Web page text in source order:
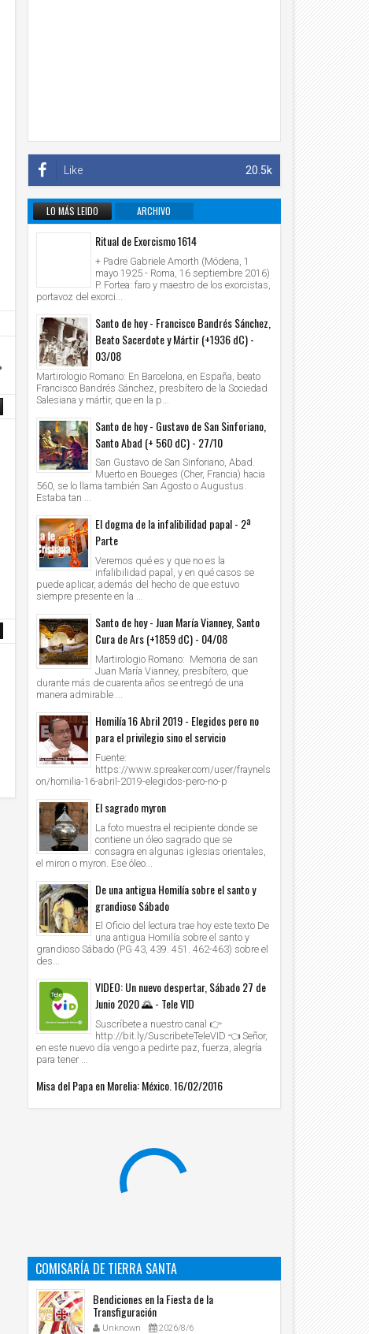
2019
Ya llegaron los Reyes Magos
Unknown 2019/1/5
2019
Navidad
Unknown
20.5k
Like
LO MÁS LEIDO
ARCHIVO
INFORMATIVO
Ritual de Exorcismo 1614
+ Padre Gabriele Amorth (Módena, 1
mayo 1925 - Roma, 16 septiembre 2016)
P. Fortea: faro y maestro de los exorcistas,
portavoz del exorci...
Santo de hoy - Francisco Bandrés Sánchez,
Beato Sacerdote y Mártir (+1936 dC) -
03/08
Martirologio Romano: En Barcelona, en España, beato
Francisco Bandrés Sánchez, presbítero de la Sociedad
Salesiana y mártir, que en la p...
Santo de hoy - Gustavo de San Sinforiano,
Santo Abad (+ 560 dC) - 27/10
San Gustavo de San Sinforiano, Abad.
Muerto en Boueges (Cher, Francia) hacia
560, se lo llama también San Agosto o Augustus.
Estaba tan ...
El dogma de la infalibilidad papal - 2ª
Parte
Veremos qué es y que no es la
infalibilidad papal, y en qué casos se
puede aplicar, además del hecho de que estuvo
siempre presente en la ...
Santo de hoy - Juan María Vianney, Santo
Cura de Ars (+1859 dC) - 04/08
Martirologio Romano: Memoria de san
Juan María Vianney, presbítero, que
durante más de cuarenta años se entregó de una
manera admirable ...
Homilía 16 Abril 2019 - Elegidos pero no
para el privilegio sino el servicio
Fuente:
https://www.spreaker.com/user/fraynels
on/homilia-16-abril-2019-elegidos-pero-no-p
El sagrado myron
La foto muestra el recipiente donde se
contiene un óleo sagrado que se
consagra en algunas iglesias orientales,
el miron o myron. Ese óleo...
De una antigua Homilía sobre el santo y
grandioso Sábado
El Oficio del lectura trae hoy este texto De
una antigua Homilía sobre el santo y
grandioso Sábado (PG 43, 439. 451. 462-463) sobre el
des...
VIDEO: Un nuevo despertar, Sábado 27 de
Junio 2020 🌄 - Tele VID
Suscríbete a nuestro canal 👉
http://bit.ly/SuscribeteTeleVID 👈 Señor,
en este nuevo día vengo a pedirte paz, fuerza, alegría
para tener ...
Misa del Papa en Morelia: México. 16/02/2016
COMISARÍA DE TIERRA SANTA
Bendiciones en la Fiesta de la
Transfiguración
Unknown 2026/8/6